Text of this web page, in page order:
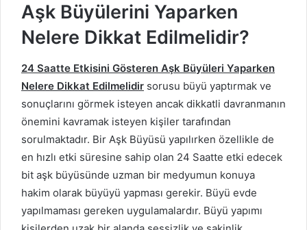
Aşk Büyülerini Yaparken
Nelere Dikkat Edilmelidir?
24 Saatte Etkisini Gösteren Aşk Büyüleri Yaparken
Nelere Dikkat Edilmelidir sorusu büyü yaptırmak ve
sonuçlarını görmek isteyen ancak dikkatli davranmanın
önemini kavramak isteyen kişiler tarafından
sorulmaktadır. Bir Aşk Büyüsü yapılırken özellikle de
en hızlı etki süresine sahip olan 24 Saatte etki edecek
bit aşk büyüsünde uzman bir medyumun konuya
hakim olarak büyüyü yapması gerekir. Büyü evde
yapılmaması gereken uygulamalardır. Büyü yapımı